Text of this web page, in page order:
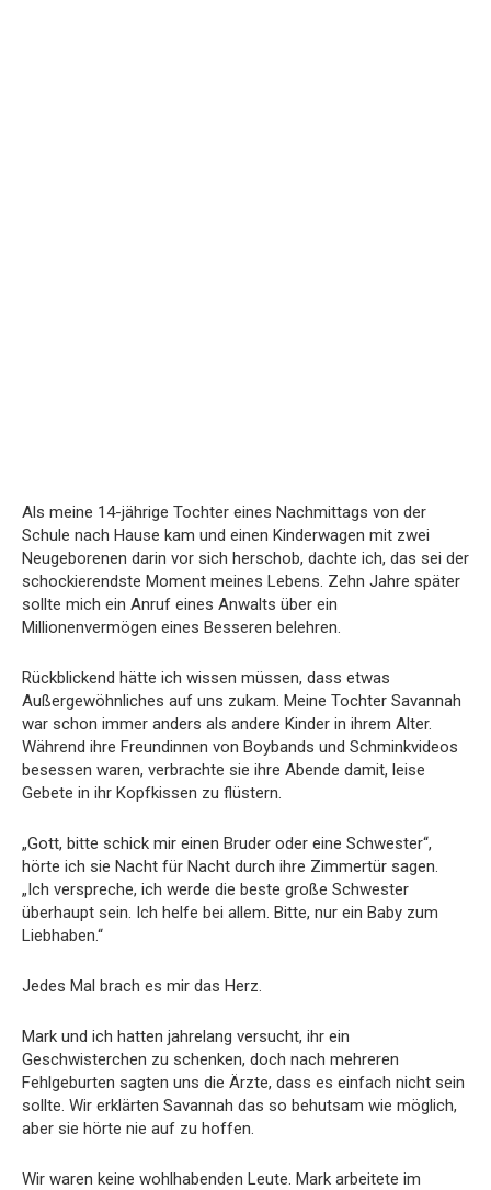
Als meine 14-jährige Tochter eines Nachmittags von der
Schule nach Hause kam und einen Kinderwagen mit zwei
Neugeborenen darin vor sich herschob, dachte ich, das sei der
schockierendste Moment meines Lebens. Zehn Jahre später
sollte mich ein Anruf eines Anwalts über ein
Millionenvermögen eines Besseren belehren.
Rückblickend hätte ich wissen müssen, dass etwas
Außergewöhnliches auf uns zukam. Meine Tochter Savannah
war schon immer anders als andere Kinder in ihrem Alter.
Während ihre Freundinnen von Boybands und Schminkvideos
besessen waren, verbrachte sie ihre Abende damit, leise
Gebete in ihr Kopfkissen zu flüstern.
„Gott, bitte schick mir einen Bruder oder eine Schwester“,
hörte ich sie Nacht für Nacht durch ihre Zimmertür sagen.
„Ich verspreche, ich werde die beste große Schwester
überhaupt sein. Ich helfe bei allem. Bitte, nur ein Baby zum
Liebhaben.“
Jedes Mal brach es mir das Herz.
Mark und ich hatten jahrelang versucht, ihr ein
Geschwisterchen zu schenken, doch nach mehreren
Fehlgeburten sagten uns die Ärzte, dass es einfach nicht sein
sollte. Wir erklärten Savannah das so behutsam wie möglich,
aber sie hörte nie auf zu hoffen.
Wir waren keine wohlhabenden Leute. Mark arbeitete im